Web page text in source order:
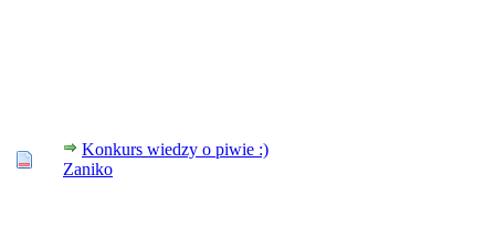
Konkurs wiedzy o piwie :)
Zaniko